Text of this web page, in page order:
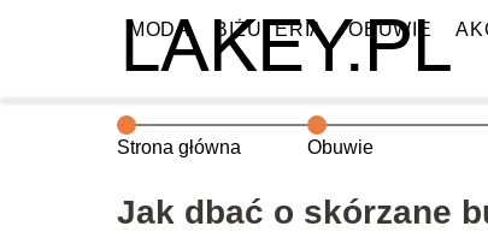
MODA BIŻUTERIA OBUWIE
Strona główna Obuwie
Jak dbać o skórzane